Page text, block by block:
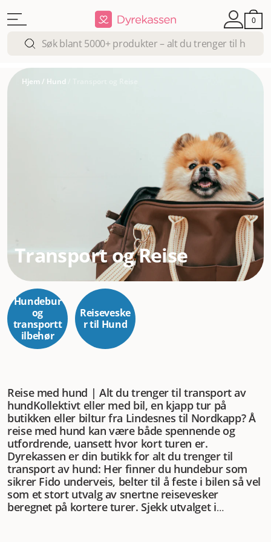
0
Hjem / Hund
Transport og Reise
Hundebur
og
transportt
ilbehør
Reiseveske
r til Hund
Reise med hund | Alt du trenger til transport av
hundKollektivt eller med bil, en kjapp tur på
butikken eller biltur fra Lindesnes til Nordkapp? Å
reise med hund kan være både spennende og
utfordrende, uansett hvor kort turen er.
Dyrekassen er din butikk for alt du trenger til
transport av hund: Her finner du hundebur som
sikrer Fido underveis, belter til å feste i bilen så vel
som et stort utvalg av snertne reisevesker
beregnet på kortere turer. Sjekk utvalget i